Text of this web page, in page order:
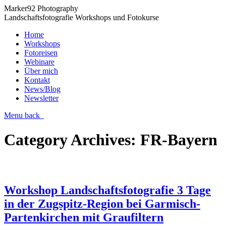
Marker92 Photography
Landschaftsfotografie Workshops und Fotokurse
Home
Workshops
Fotoreisen
Webinare
Über mich
Kontakt
News/Blog
Newsletter
Menu back
Category Archives: FR-Bayern
Workshop Landschaftsfotografie 3 Tage
in der Zugspitz-Region bei Garmisch-
Partenkirchen mit Graufiltern